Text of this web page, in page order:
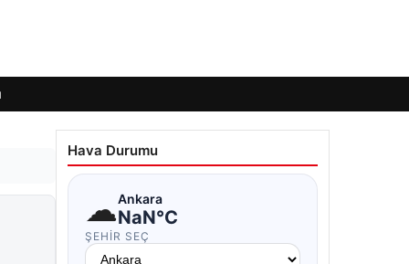
Hava Durumu
☁Ankara
NaN°C
ŞEHIR SEÇ